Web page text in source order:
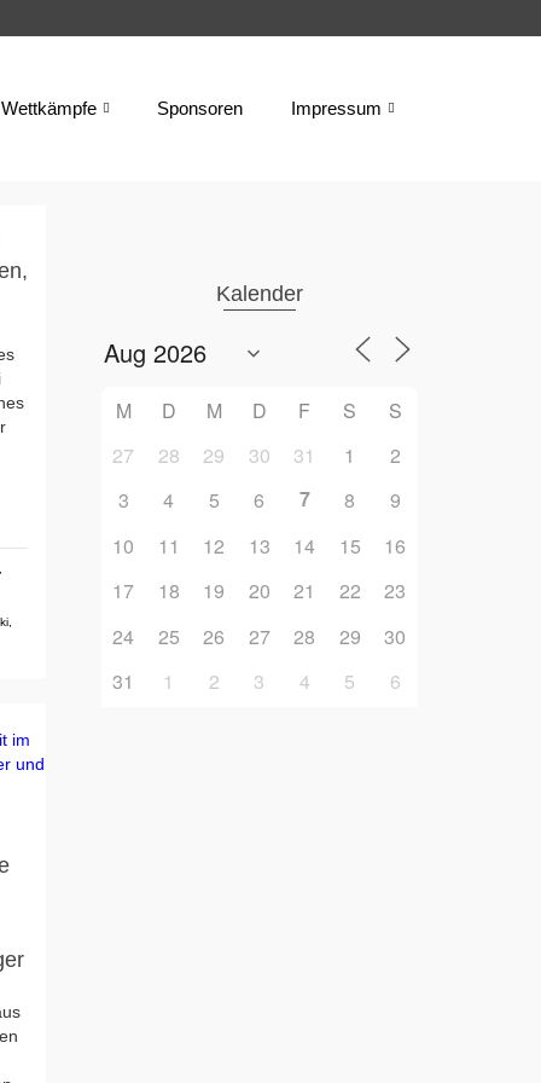
Wettkämpfe Sponsoren Impressum
Kalender
M D M D F S
S
27
28 29 30 31 1
2
3
4 5 6 7 8
9
10
11 12 13 14 15
16
17
18 19 20 21 22
23
24
25 26 27 28 29
30
31
1 2 3 4 5 6